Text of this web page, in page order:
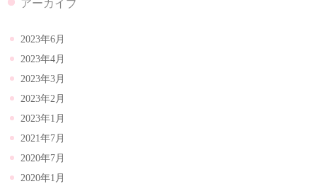
アーカイブ
2023年6月
2023年4月
2023年3月
2023年2月
2023年1月
2021年7月
2020年7月
2020年1月